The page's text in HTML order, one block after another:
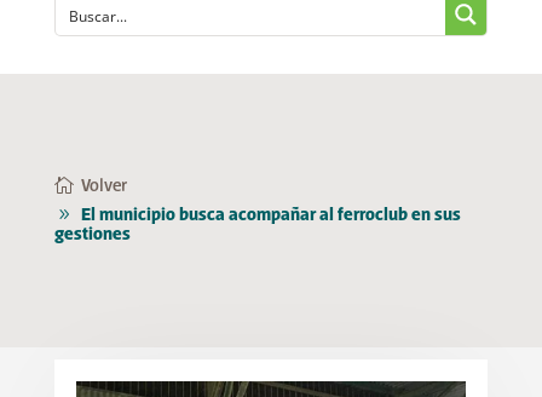
Volver
El municipio busca acompañar al ferroclub en sus
gestiones